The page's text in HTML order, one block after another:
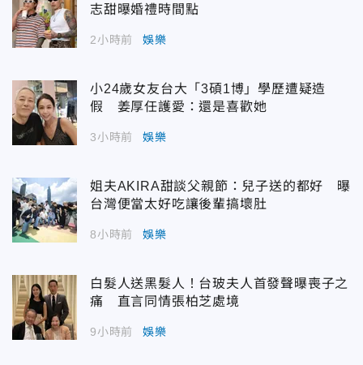
志甜曝婚禮時間點
2小時前 娛樂
小24歲女友台大「3碩1博」學歷遭疑造
假 姜厚任護愛：還是喜歡她
3小時前 娛樂
姐夫AKIRA甜談父親節：兒子送的都好 曝
台灣便當太好吃讓後輩搞壞肚
8小時前 娛樂
白髮人送黑髮人！台玻夫人首發聲曝喪子之
痛 直言同情張柏芝處境
9小時前 娛樂